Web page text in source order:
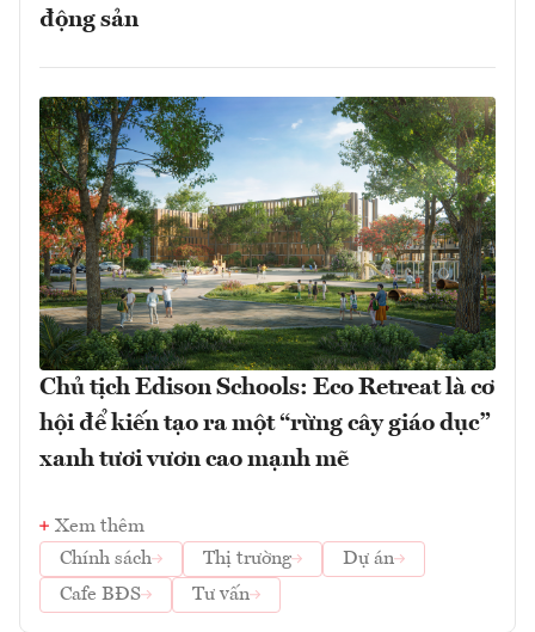
động sản
Chủ tịch Edison Schools: Eco Retreat là cơ
hội để kiến tạo ra một “rừng cây giáo dục”
xanh tươi vươn cao mạnh mẽ
Xem thêm
Chính sách
Thị trường
Dự án
Cafe BĐS
Tư vấn